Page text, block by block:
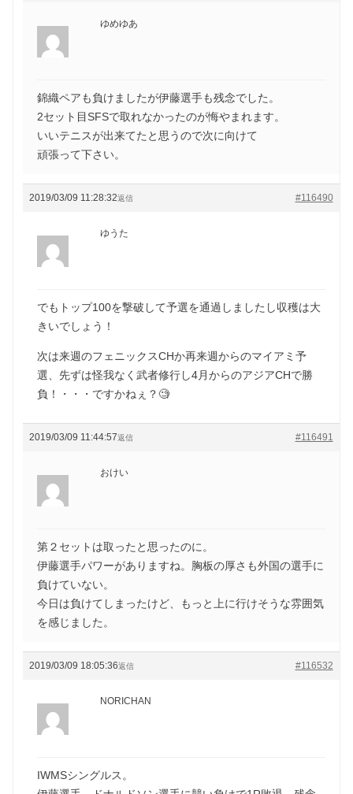
ゆめゆあ
錦織ペアも負けましたが伊藤選手も残念でした。
2セット目SFSで取れなかったのが悔やまれます。
いいテニスが出来てたと思うので次に向けて
頑張って下さい。
2019/03/09 11:28:32 #116490
返信
ゆうた
でもトップ100を撃破して予選を通過しましたし収穫は大
きいでしょう！
次は来週のフェニックスCHか再来週からのマイアミ予
選、先ずは怪我なく武者修行し4月からのアジアCHで勝
負！・・・ですかねぇ？🧐
2019/03/09 11:44:57 #116491
返信
おけい
第２セットは取ったと思ったのに。
伊藤選手パワーがありますね。胸板の厚さも外国の選手に
負けていない。
今日は負けてしまったけど、もっと上に行けそうな雰囲気
を感じました。
2019/03/09 18:05:36 #116532
返信
NORICHAN
IWMSシングルス。